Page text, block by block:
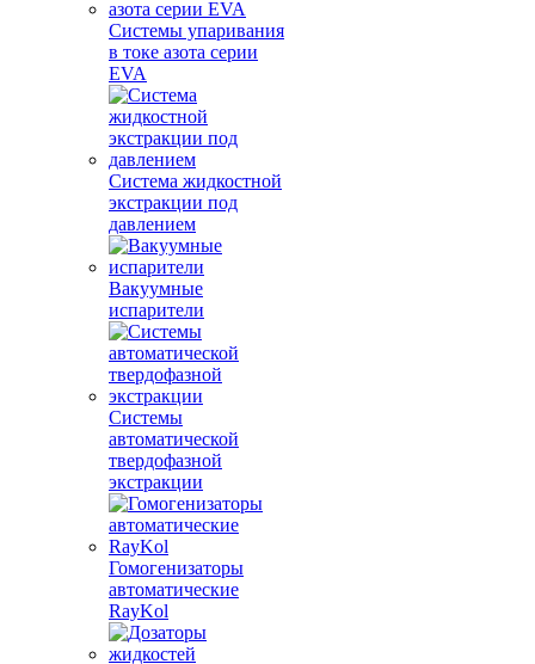
Системы упаривания
в токе азота серии
EVA
Система жидкостной
экстракции под
давлением
Вакуумные
испарители
Системы
автоматической
твердофазной
экстракции
Гомогенизаторы
автоматические
RayKol